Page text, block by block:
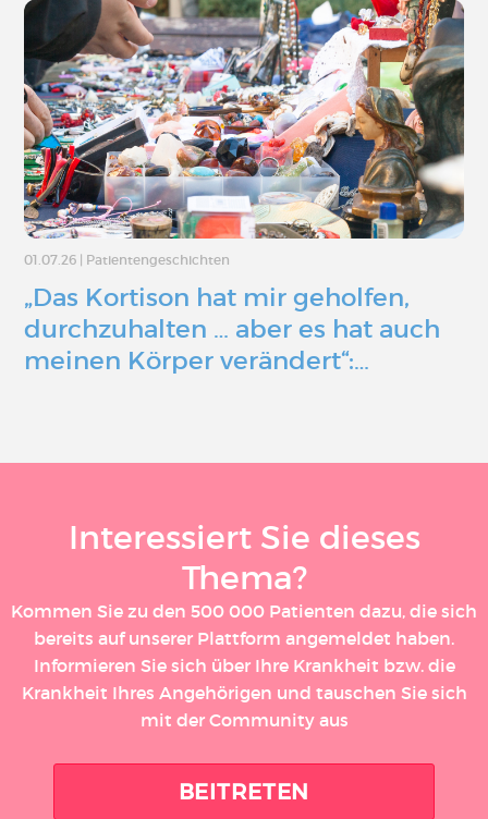
01.07.26 | Patientengeschichten
„Das Kortison hat mir geholfen,
durchzuhalten … aber es hat auch
meinen Körper verändert“:…
Interessiert Sie dieses
Thema?
Kommen Sie zu den 500 000 Patienten dazu, die sich
bereits auf unserer Plattform angemeldet haben.
Informieren Sie sich über Ihre Krankheit bzw. die
Krankheit Ihres Angehörigen und tauschen Sie sich
mit der Community aus
BEITRETEN